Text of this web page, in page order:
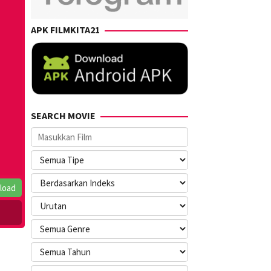
APK FILMKITA21
SEARCH MOVIE